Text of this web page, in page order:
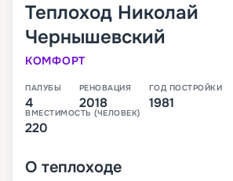
Теплоход Николай
Чернышевский
КОМФОРТ
ПАЛУБЫ
4
РЕНОВАЦИЯ
2018
ГОД ПОСТРОЙКИ
1981
ВМЕСТИМОСТЬ (ЧЕЛОВЕК)
220
О теплоходе